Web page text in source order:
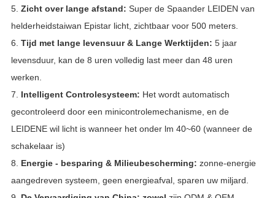
5. Zicht over lange afstand: Super de Spaander LEIDEN van
helderheidstaiwan Epistar licht, zichtbaar voor 500 meters.
6. Tijd met lange levensuur & Lange Werktijden: 5jaar
levensduur, kan de 8 uren volledig last meer dan 48 uren
werken.
7. Intelligent Controlesysteem: Het wordt automatisch
gecontroleerd door een minicontrolemechanisme, en de
LEIDENE wil licht is wanneer het onder lm 40~60 (wanneer de
schakelaar is)
8. Energie - besparing & Milieubescherming: zonne-energie
aangedreven systeem, geen energieafval, sparen uw miljard.